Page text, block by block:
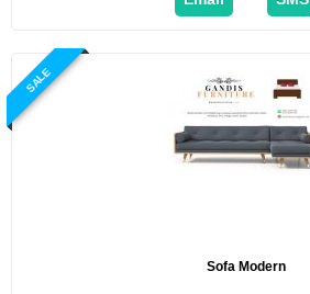
SALE
Sofa Modern